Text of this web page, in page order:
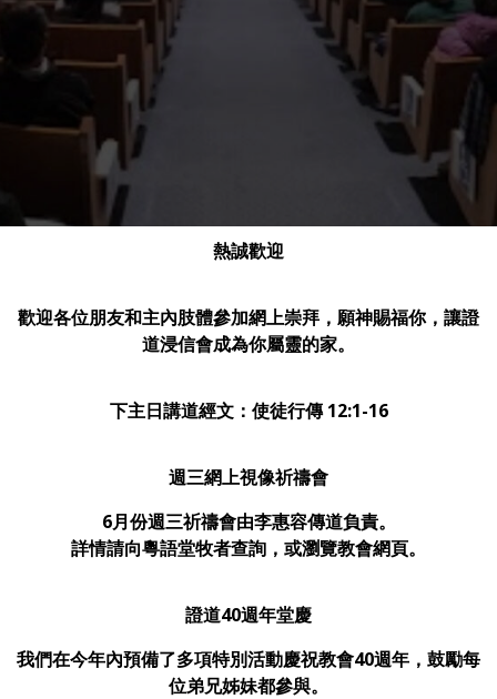
熱誠歡迎
歡迎各位朋友和主內肢體參加網上崇拜，願神賜福你，讓證
道浸信會成為你屬靈的家。
下主日講道經文：使徒行傳 12:1-16
週三網上視像祈禱會
6月份週三祈禱會由李惠容傳道負責。
詳情請向粵語堂牧者查詢，或瀏覽教會網頁。
證道40週年堂慶
我們在今年內預備了多項特別活動慶祝教會40週年，鼓勵每
位弟兄姊妹都參與。